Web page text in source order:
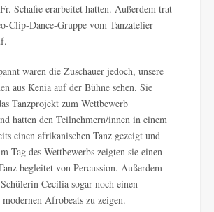
Schafie erarbeitet hatten. Außerdem trat
Clip-Dance-Gruppe vom Tanzatelier
waren die Zuschauer jedoch, unsere
aus Kenia auf der Bühne sehen. Sie
Tanzprojekt zum Wettbewerb
hatten den Teilnehmern/innen in einem
einen afrikanischen Tanz gezeigt und
Tag des Wettbewerbs zeigten sie einen
begleitet von Percussion. Außerdem
Cecilia sogar noch einen
Afrobeats zu zeigen.